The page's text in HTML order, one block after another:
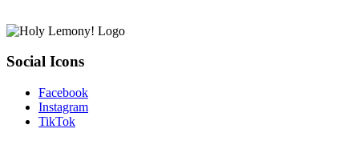
Social Icons
Facebook
Instagram
TikTok